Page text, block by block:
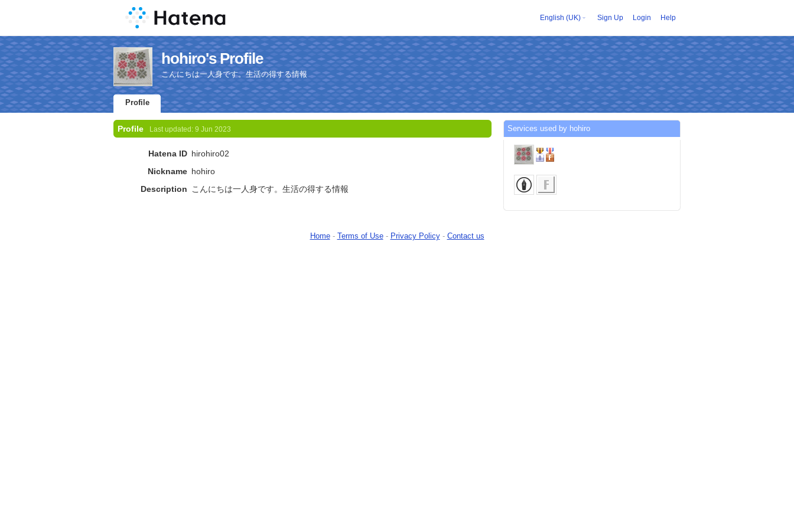
English (UK) Sign Up Login Help
hohiro's Profile
こんにちは一人身です。生活の得する情報
Profile
Profile Last updated: 9 Jun 2023
Hatena ID hirohiro02
Nickname hohiro
Description こんにちは一人身です。生活の得する情報
Services used by hohiro
Home- Terms of Use- Privacy Policy- Contact us